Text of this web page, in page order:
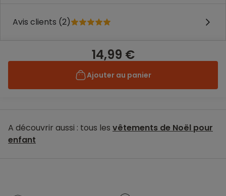
Avis clients (2)
14,99 €
Ajouter au panier
A découvrir aussi : tous les vêtements de Noël pour
enfant